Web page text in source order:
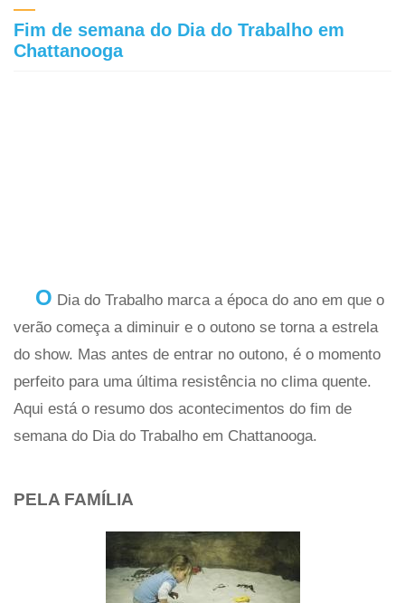
Fim de semana do Dia do Trabalho em
Chattanooga
O Dia do Trabalho marca a época do ano em que o
verão começa a diminuir e o outono se torna a estrela
do show. Mas antes de entrar no outono, é o momento
perfeito para uma última resistência no clima quente.
Aqui está o resumo dos acontecimentos do fim de
semana do Dia do Trabalho em Chattanooga.
PELA FAMÍLIA